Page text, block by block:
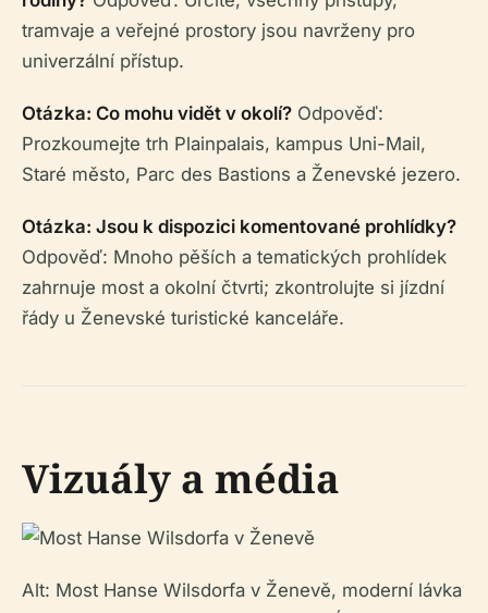
tramvaje a veřejné prostory jsou navrženy pro
univerzální přístup.
Otázka: Co mohu vidět v okolí? Odpověď:
Prozkoumejte trh Plainpalais, kampus Uni-Mail,
Staré město, Parc des Bastions a Ženevské jezero.
Otázka: Jsou k dispozici komentované prohlídky?
Odpověď: Mnoho pěších a tematických prohlídek
zahrnuje most a okolní čtvrti; zkontrolujte si jízdní
řády u Ženevské turistické kanceláře.
Vizuály a média
Alt: Most Hanse Wilsdorfa v Ženevě, moderní lávka